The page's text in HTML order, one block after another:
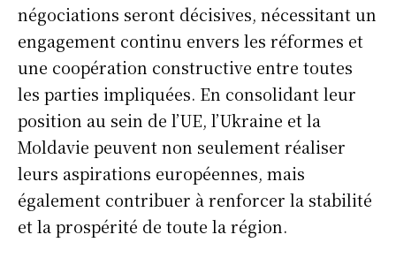
négociations seront décisives, nécessitant un
engagement continu envers les réformes et
une coopération constructive entre toutes
les parties impliquées. En consolidant leur
position au sein de l’UE, l’Ukraine et la
Moldavie peuvent non seulement réaliser
leurs aspirations européennes, mais
également contribuer à renforcer la stabilité
et la prospérité de toute la région.